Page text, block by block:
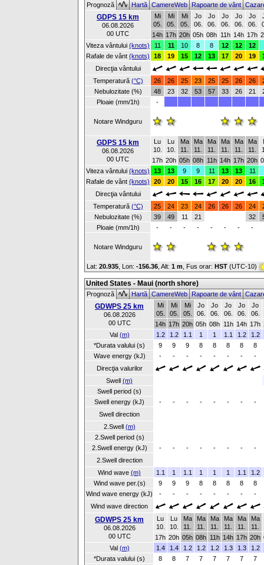
Prognoză HartăCamereWebRapoarte de vânt
GDPS 15 km
06.08.2026
00 UTC
Mi
05.
Mi
05.
Mi
05.
Jo
06.
Jo
06.
Jo
06.
Jo
06.
Jo
06.
14h 17h 20h 05h 08h 11h 14h 17h
Viteza vântului (knots) 11 11 10 8 8 12 12
12
Rafale de vânt (knots) 18 19 15 12 13 17 20 19
Direcţia vântului
Temperatură (°C) 26 26 25 23 25 25 26 26
Nebulozitate (%)
48 23 32 53 57 33 26 21
Ploaie (mm/1h)
-
Notare Windguru
GDPS 15 km
06.08.2026
00 UTC
Lu
10.
Lu
10.
Ma
11.
Ma
11.
Ma
11.
Ma
11.
Ma
11.
Ma
11.
17h 20h 05h 08h 11h 14h 17h 20h
Viteza vântului (knots) 13 13 9 9 11 13 13
11
Rafale de vânt (knots) 20 20 15 16 17 20 20 16
Direcţia vântului
Temperatură (°C) 25 24 23 24 26 26 26 24
Nebulozitate (%)
39 49 11 21 32
Ploaie (mm/1h)
- - - - - - - -
Notare Windguru
Lat: 20.935 , Lon: -156.36 Alt: 1 m , Fus orar: HST (UTC-10)
United States - Maui (north shore)
Prognoză HartăCamereWebRapoarte de vânt
GDWPS 25 km
06.08.2026
00 UTC
Mi
05.
Mi
05.
Mi
05.
Jo
06.
Jo
06.
Jo
06.
Jo
06.
Jo
06.
14h 17h 20h 05h 08h 11h 14h 17h
Val (m) 1.2 1.2 1.1 1 1 1.1 1.2
1.2
*Durata valului (s)
9 9 9 8 8 8 8
8
Wave energy (kJ)
- - - - - - -
-
Direcţia valurilor
Swell (m)
Swell period (s)
Swell energy (kJ)
- - - - - - -
-
Swell direction
2.Swell (m)
2.Swell period (s)
2.Swell energy (kJ)
- - - - - - -
-
2.Swell direction
Wind wave (m) 1.1 1 1.1 1 1 1 1.1
1.2
Wind wave per.(s)
9 9 9 8 8 8 8
8
Wind wave energy (kJ)
- - - - - - -
-
Wind wave direction
GDWPS 25 km
06.08.2026
00 UTC
Lu
10.
Lu
10.
Ma
11.
Ma
11.
Ma
11.
Ma
11.
Ma
11.
Ma
11.
17h 20h 05h 08h 11h 14h 17h 20h
Val (m) 1.4 1.4 1.2 1.2 1.2 1.3 1.3
1.2
*Durata valului (s)
8 8 7 7 7 7 7
7